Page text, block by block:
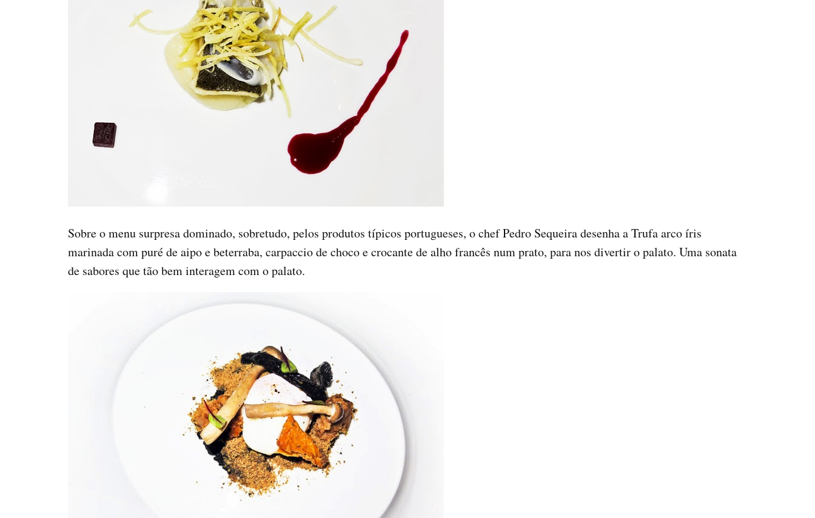
Sobre o menu surpresa dominado, sobretudo, pelos produtos típicos portugueses, o chef Pedro Sequeira desenha a Trufa arco íris
marinada com puré de aipo e beterraba, carpaccio de choco e crocante de alho francês num prato, para nos divertir o palato. Uma sonata
de sabores que tão bem interagem com o palato.